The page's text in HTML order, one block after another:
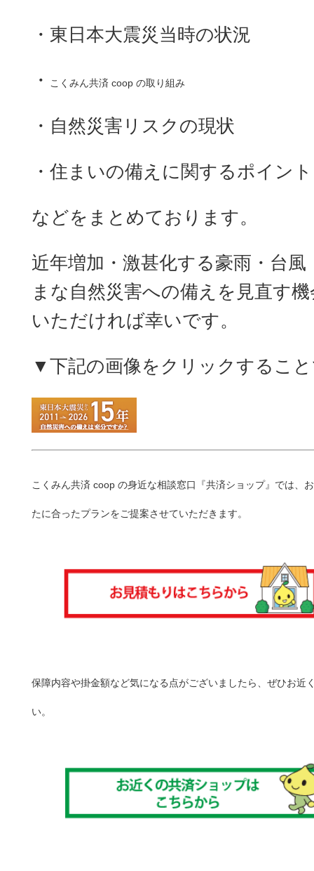
・東日本大震災当時の状況
・ こくみん共済 coop の取り組み
・自然災害リスクの現状
・住まいの備えに関するポイント
などをまとめております。
近年増加・激甚化する豪雨・台
まな自然災害への備えを見直す
いただければ幸いです。
▼下記の画像をクリックするこ
こくみん共済 coop の身近な相談窓口『共済ショップ』では、
たに合ったプランをご提案させていただきます。
保障内容や掛金額など気になる点がございましたら、ぜひお近
い。